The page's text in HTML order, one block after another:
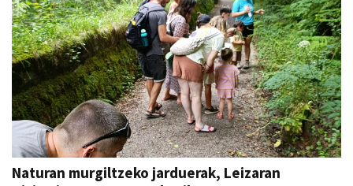
Naturan murgiltzeko jarduerak, Leizaran